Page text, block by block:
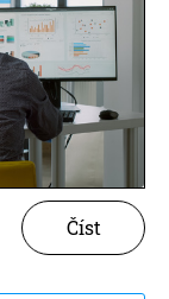
Číst